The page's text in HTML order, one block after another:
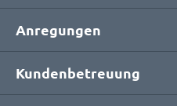
Anregungen
Kundenbetreuung